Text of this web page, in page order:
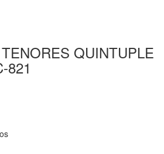
QUINTUPLE
821